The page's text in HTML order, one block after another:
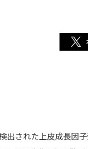
出された上皮成長因